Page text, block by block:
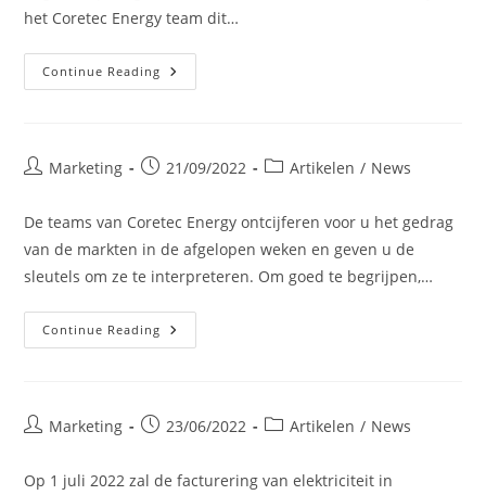
het Coretec Energy team dit…
Continue Reading Negatieve
Gasprijs:
Factuur?
PostMarketing
Post21/09/2022
PostArtikelen / News
De teams van Coretec Energy ontcijferen voor u het gedrag
van de markten in de afgelopen weken en geven u de
sleutels om ze te interpreteren. Om goed te begrijpen,…
Continue Reading Waarom
Zijn
PostMarketing
Post23/06/2022
PostArtikelen / News
Op 1 juli 2022 zal de facturering van elektriciteit in